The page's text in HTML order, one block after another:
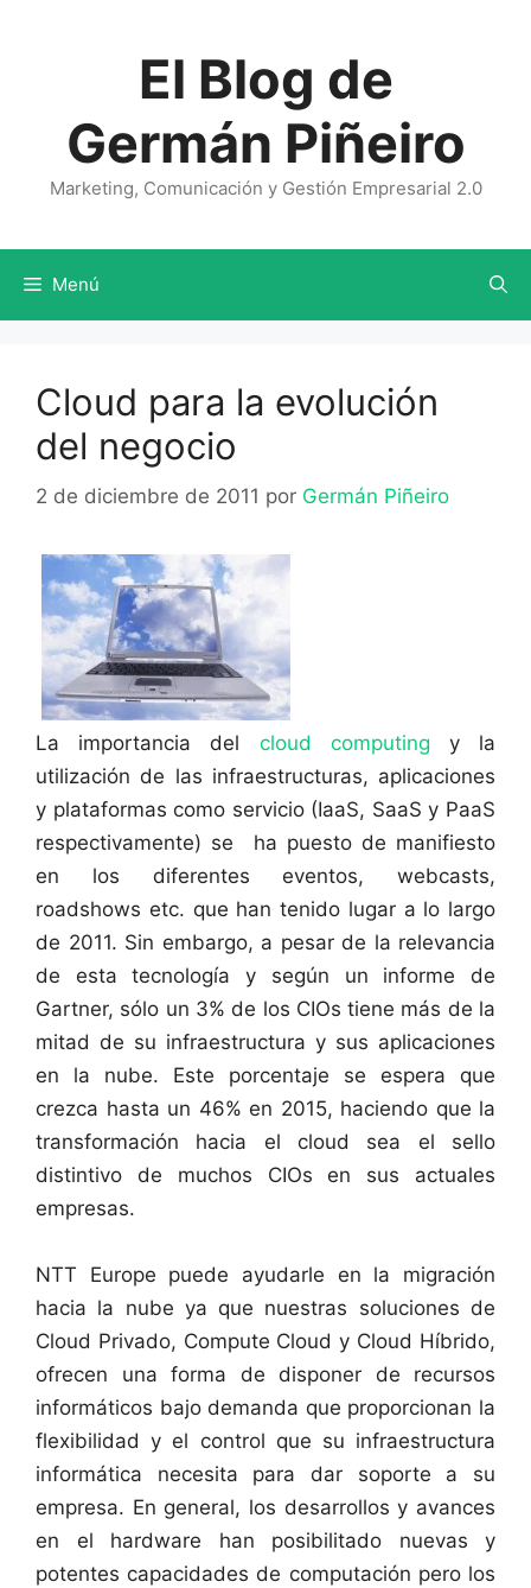
El Blog de
Germán Piñeiro
Marketing, Comunicación y Gestión Empresarial 2.0
Menú
Cloud para la evolución
del negocio
2 de diciembre de 2011 por Germán Piñeiro
La importancia del cloud computing y la
utilización de las infraestructuras, aplicaciones
y plataformas como servicio (IaaS, SaaS y PaaS
respectivamente) se ha puesto de manifiesto
en los diferentes eventos, webcasts,
roadshows etc. que han tenido lugar a lo largo
de 2011. Sin embargo, a pesar de la relevancia
de esta tecnología y según un informe de
Gartner, sólo un 3% de los CIOs tiene más de la
mitad de su infraestructura y sus aplicaciones
en la nube. Este porcentaje se espera que
crezca hasta un 46% en 2015, haciendo que la
transformación hacia el cloud sea el sello
distintivo de muchos CIOs en sus actuales
empresas.
NTT Europe puede ayudarle en la migración
hacia la nube ya que nuestras soluciones de
Cloud Privado, Compute Cloud y Cloud Híbrido,
ofrecen una forma de disponer de recursos
informáticos bajo demanda que proporcionan la
flexibilidad y el control que su infraestructura
informática necesita para dar soporte a su
empresa. En general, los desarrollos y avances
en el hardware han posibilitado nuevas y
potentes capacidades de computación pero los